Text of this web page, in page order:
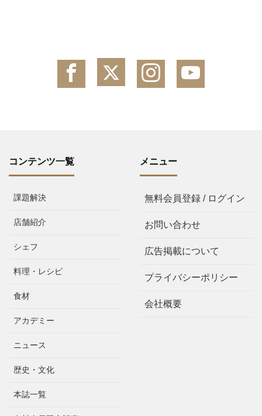
コンテンツ一覧
課題解決
店舗紹介
シェフ
料理・レシピ
食材
アカデミー
ニュース
歴史・文化
本誌一覧
メニュー
無料会員登録 / ログイン
お問い合わせ
広告掲載について
プライバシーポリシー
会社概要